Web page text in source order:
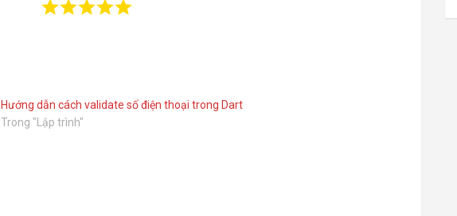
Hướng dẫn cách validate số điện thoại trong Dart
Trong "Lập trình"